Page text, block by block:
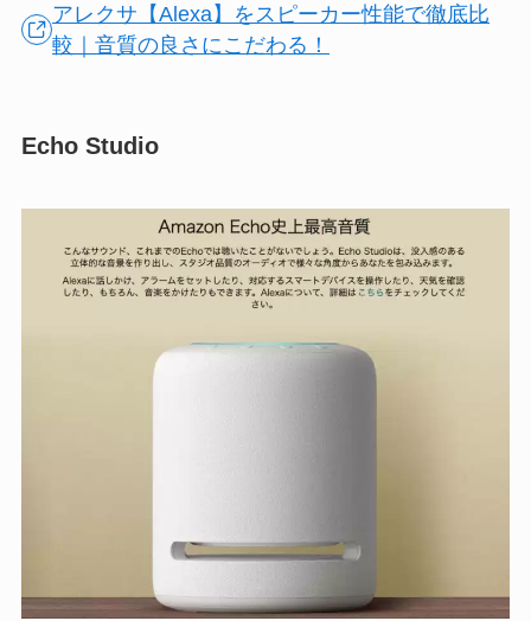
アレクサ【Alexa】をスピーカー性能で徹底比
較｜音質の良さにこだわる！
Echo Studio